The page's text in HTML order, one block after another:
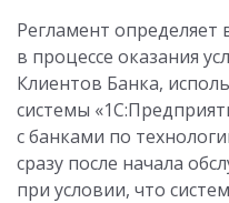
Регламент определяет
в процессе оказания
Клиентов Банка,
системы
с банками по
сразу после начала
при условии, что